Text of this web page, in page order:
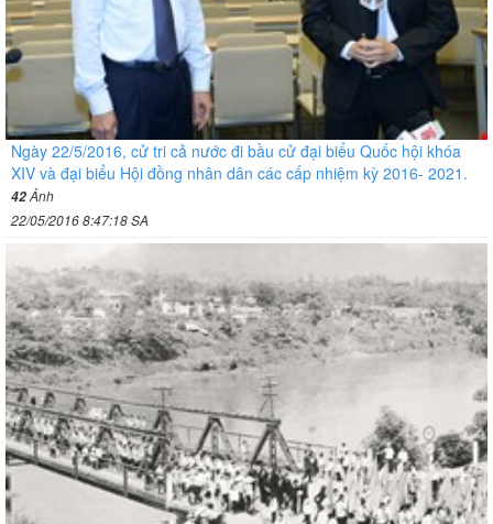
Ngày 22/5/2016, cử tri cả nước đi bầu cử đại biểu Quốc hội khóa
XIV và đại biểu Hội đồng nhân dân các cấp nhiệm kỳ 2016- 2021.
42Ảnh
22/05/2016 8:47:18 SA